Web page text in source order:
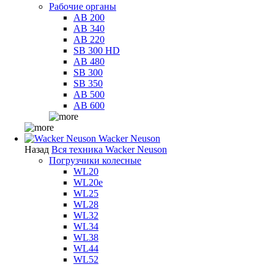
Рабочие органы
AB 200
AB 340
AB 220
SB 300 HD
AB 480
SB 300
SB 350
AB 500
AB 600
Wacker Neuson
Назад Вся техника Wacker Neuson
Погрузчики колесные
WL20
WL20e
WL25
WL28
WL32
WL34
WL38
WL44
WL52